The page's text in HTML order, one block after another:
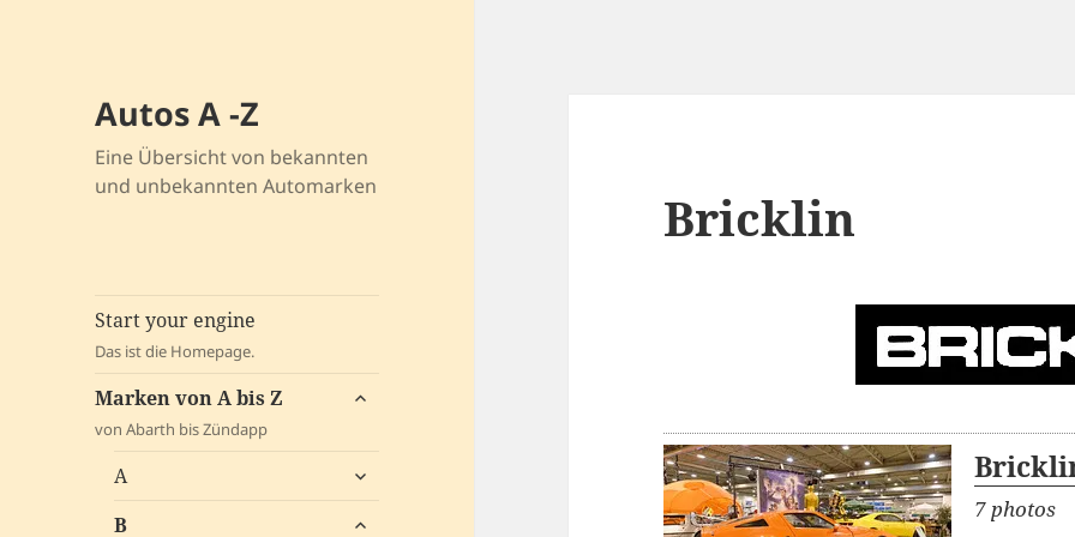
Autos A -Z
Eine Übersicht von bekannten
und unbekannten Automarken
Start your engine
Das ist die Homepage.
Marken von A bis Z
von Abarth bis Zündapp
untermenü
A
untermenü
B
untermenü
Bricklin
7 photos